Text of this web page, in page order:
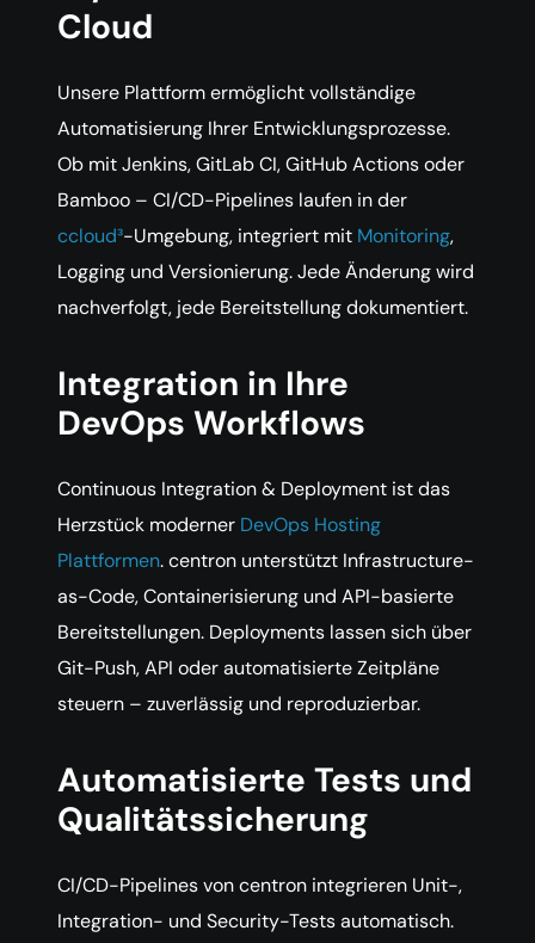
Cloud
Unsere Plattform ermöglicht vollständige
Automatisierung Ihrer Entwicklungsprozesse.
Ob mit Jenkins, GitLab CI, GitHub Actions oder
Bamboo – CI/CD-Pipelines laufen in der
ccloud³-Umgebung, integriert mit Monitoring,
Logging und Versionierung. Jede Änderung wird
nachverfolgt, jede Bereitstellung dokumentiert.
Integration in Ihre
DevOps Workflows
Continuous Integration & Deployment ist das
Herzstück moderner DevOps Hosting
Plattformen. centron unterstützt Infrastructure-
as-Code, Containerisierung und API-basierte
Bereitstellungen. Deployments lassen sich über
Git-Push, API oder automatisierte Zeitpläne
steuern – zuverlässig und reproduzierbar.
Automatisierte Tests und
Qualitätssicherung
CI/CD-Pipelines von centron integrieren Unit-,
Integration- und Security-Tests automatisch.